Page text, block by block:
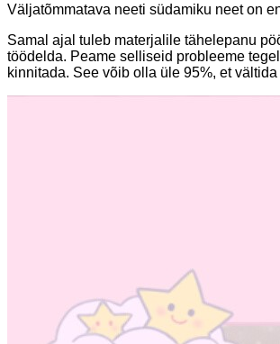
Väljatõmmatava neeti südamiku neet on
Samal ajal tuleb materjalile tähelepanu
töödelda. Peame selliseid probleeme
kinnitada. See võib olla üle 95%, et